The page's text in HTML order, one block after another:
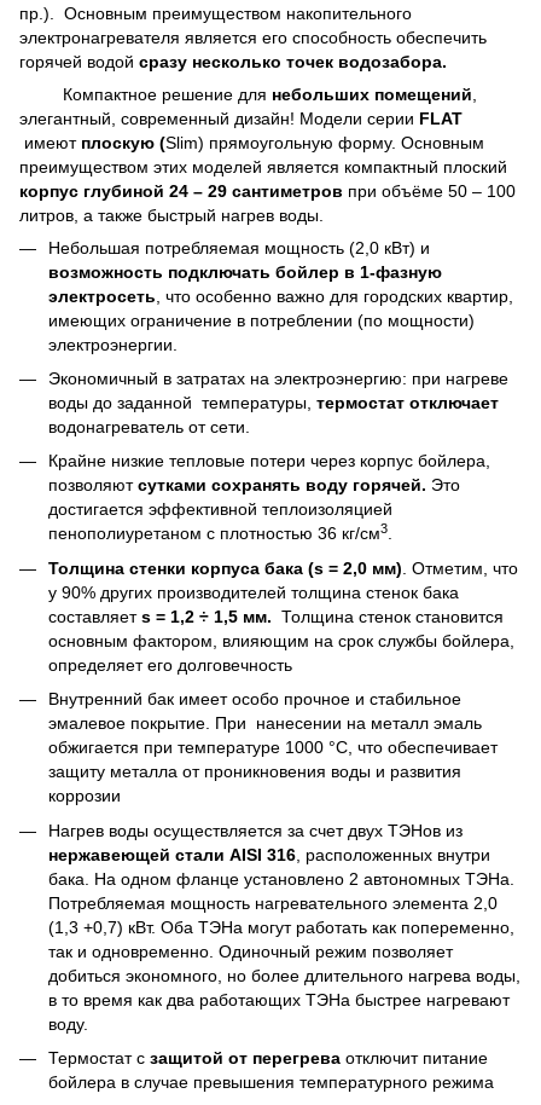
пр.). Основным преимуществом накопительного
электронагревателя является его способность обеспечить
горячей водой сразу несколько точек водозабора.
Компактное решение для небольших помещений
элегантный, современный дизайн! Модели серии FLAT
имеют плоскую (Slim) прямоугольную форму. Основным
преимуществом этих моделей является компактный плоский
корпус глубиной 24 – 29 сантиметров при объёме 50 – 100
литров, а также быстрый нагрев воды.
Небольшая потребляемая мощность (2,0 кВт) и
возможность подключать бойлер в 1-фазную
электросеть , что особенно важно для городских квартир,
имеющих ограничение в потреблении (по мощности)
электроэнергии.
Экономичный в затратах на электроэнергию: при нагреве
воды до заданной температуры, термостат отключает
водонагреватель от сети.
Крайне низкие тепловые потери через корпус бойлера,
позволяютсутками сохранять воду горячей. Это
достигается эффективной теплоизоляцией
пенополиуретаном с плотностью 36 кг/см3.
Толщина стенки корпуса бака (s = 2,0 мм) . Отметим, что
у 90% других производителей толщина стенок бака
составляетs = 1,2 ÷ 1,5 мм. Толщина стенок становится
основным фактором, влияющим на срок службы бойлера,
определяет его долговечность
Внутренний бак имеет особо прочное и стабильное
эмалевое покрытие. При нанесении на металл эмаль
обжигается при температуре 1000 °С, что обеспечивает
защиту металла от проникновения воды и развития
коррозии
Нагрев воды осуществляется за счет двух ТЭНов из
нержавеющей стали AISI 316 , расположенных внутри
бака. На одном фланце установлено 2 автономных ТЭНа.
Потребляемая мощность нагревательного элемента 2,0
(1,3 +0,7) кВт. Оба ТЭНа могут работать как попеременно,
так и одновременно. Одиночный режим позволяет
добиться экономного, но более длительного нагрева воды,
в то время как два работающих ТЭНа быстрее нагревают
воду.
Термостат с защитой от перегрева отключит питание
бойлера в случае превышения температурного режима